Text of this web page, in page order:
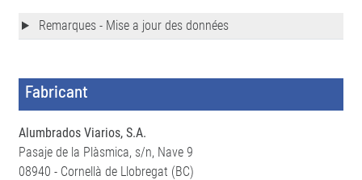
Remarques - Mise a jour des données
Fabricant
Alumbrados Viarios, S.A.
Pasaje de la Plàsmica, s/n, Nave 9
08940 - Cornellà de Llobregat (BC)